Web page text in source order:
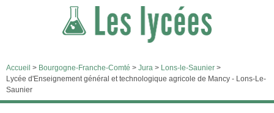
Accueil > Bourgogne-Franche-Comté > Jura > Lons-le-Saunier >
Lycée d'Enseignement général et technologique agricole de Mancy - Lons-Le-
Saunier